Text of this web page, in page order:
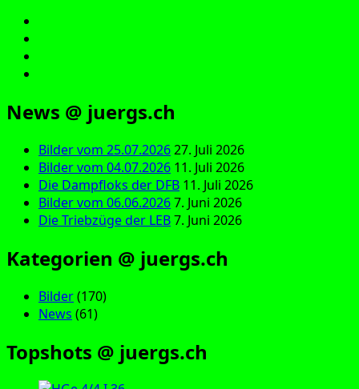
News @ juergs.ch
Bilder vom 25.07.202627. Juli 2026
Bilder vom 04.07.2026 11. Juli 2026
Die Dampfloks der DFB 11. Juli 2026
Bilder vom 06.06.20267. Juni 2026
Die Triebzüge der LEB7. Juni 2026
Kategorien @ juergs.ch
Bilder(170)
News (61)
Topshots @ juergs.ch